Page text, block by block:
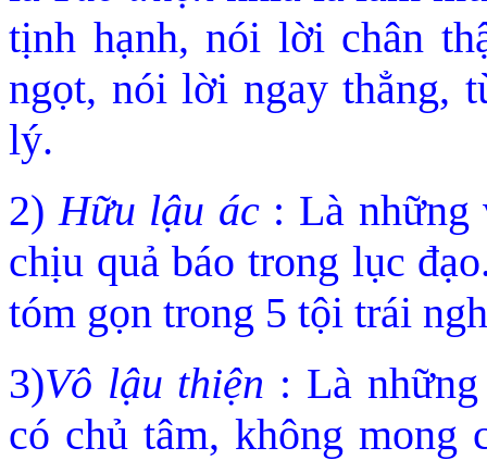
tịnh hạnh, nói lời chân
ngọt, nói lời ngay thẳng,
lý.
2)Hữu lậu ác : Là những
chịu quả báo trong lục
tóm gọn trong 5 tội trái
3)Vô lậu thiện : Là
có chủ tâm, không mong